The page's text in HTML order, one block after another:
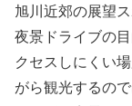
旭川近郊の展望
夜景ドライブの
クセスしにくい
がら観光するの